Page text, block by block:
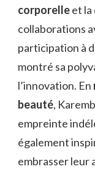
corporelleet la
collaborations
participation à
montré sa
l’innovation. En
beauté,
empreinte
également
embrasser leur